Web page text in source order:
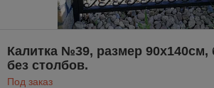
Калитка №39, размер 90х140см,
без столбов.
Под заказ